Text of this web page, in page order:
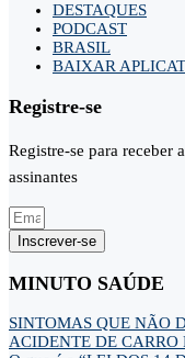
DESTAQUES
PODCAST
BRASIL
BAIXAR
Registre-se
Registre-se para receber
assinantes
Inscrever-se
MINUTO SAÚDE
SINTOMAS QUE NÃO
ACIDENTE DE CARRO